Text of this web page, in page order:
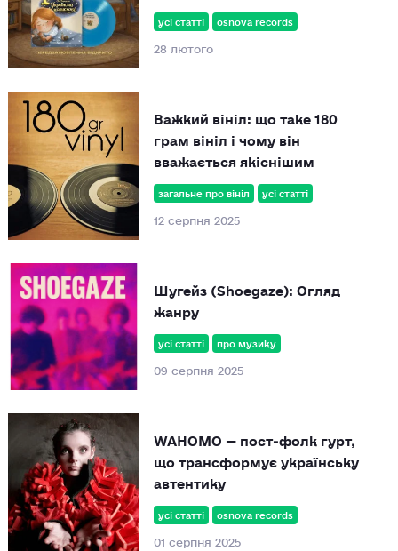
усі статті osnova records
28 лютого
загальне про вініл усі статті
12 серпня 2025
Важкий вініл: що таке 180
грам вініл і чому він
вважається якіснішим
усі статті про музику
09 серпня 2025
Шугейз (Shoegaze): Огляд
жанру
усі статті osnova records
01 серпня 2025
WAHOMO — пост‑фолк гурт,
що трансформує українську
автентику